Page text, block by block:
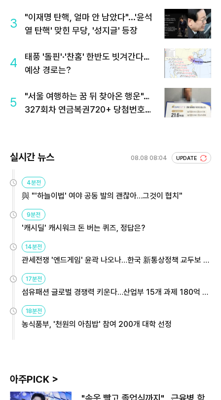
3
"이재명 탄핵, 얼마 안 남았다"...'윤석
열 탄핵' 맞힌 무당, '성지글' 등장
4
태풍 '돌핀'·'찬홈' 한반도 빗겨간다…
예상 경로는?
5
"서울 여행하는 꿈 뒤 찾아온 행운"…
327회차 연금복권720+ 당첨번호조
실시간 뉴스 08.08 08:04 UPDATE
4분전
與 "'하늘이법' 여야 공동 발의 괜찮아…그것이 협치"
9분전
'캐시딜' 캐시워크 돈 버는 퀴즈, 정답은?
14분전
관세전쟁 '엔드게임' 윤곽 나오나…한국 新통상정책 교두보 활
용해야
17분전
섬유패션 글로벌 경쟁력 키운다…산업부 15개 과제 180억 지
원
18분전
농식품부, '천원의 아침밥' 참여 200개 대학 선정
아주PICK >